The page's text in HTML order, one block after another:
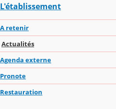
L'établissement
A retenir
Actualités
Agenda externe
Pronote
Restauration